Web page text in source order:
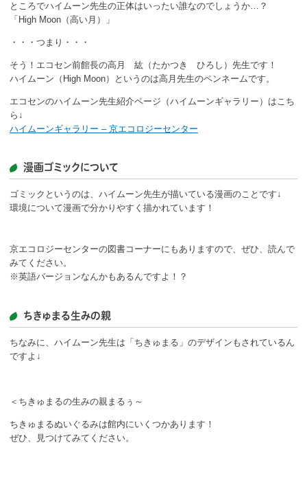
エコメイト・京エコサポーターの方
ところでハイムーン先生の正体はいったい誰なのでしょうか…？
「High Moon（高い月）」
・・・つまり・・・
そう！エコセン前館長の高月 紘（たかつき ひろし）先生です！
ハイムーン（High Moon）というのは高月先生のペンネームです。
エコセンのハイムーン先生紹介ページ（ハイムーンギャラリー）はこち
ら↓
ハイムーンギャラリー – 京エコロジーセンター
漫画ゴミックについて
ゴミックというのは、ハイムーン先生が描いている漫画のことです↓
環境について漫画で分かりやすく描かれています！
京エコロジーセンターの図書コーナーにもありますので、ぜひ、読んで
みてください。
※英語バージョンなんかもあるんですよ！？
ちきゅまる生みの親
ちなみに、ハイムーン先生は「ちきゅまる」のデザインもされているん
ですよ↓
＜ちきゅまるの生みの親まるぅ～
ちきゅまるぬいぐるみは館内にいくつかあります！
ぜひ、見つけてみてください。